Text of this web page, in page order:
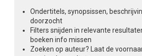
Ondertitels, synopsissen,
doorzocht
Filters snijden in relevante
boeken info missen
Zoeken op auteur? Laat de